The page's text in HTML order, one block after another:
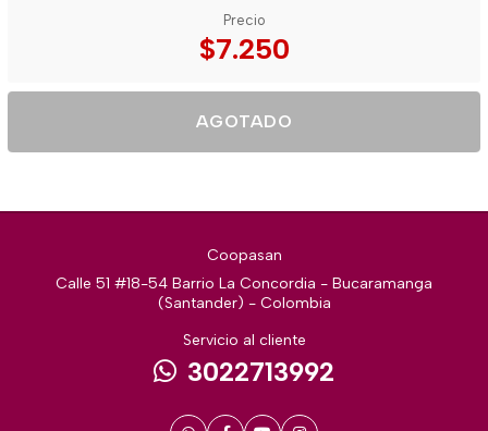
Precio
$7.250
AGOTADO
Coopasan
Calle 51 #18-54 Barrio La Concordia - Bucaramanga
(Santander) - Colombia
Servicio al cliente
3022713992